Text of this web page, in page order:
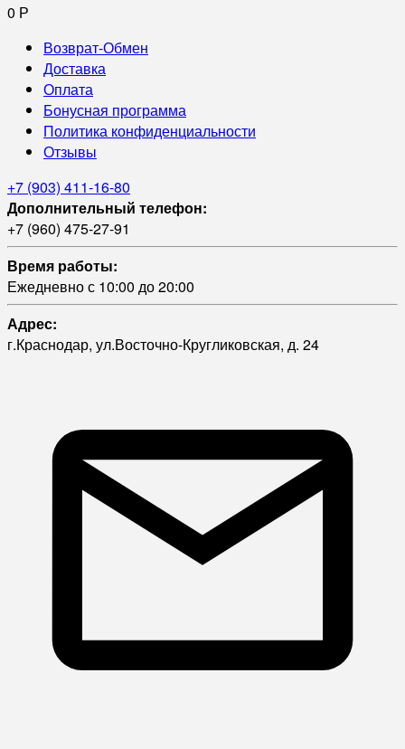
0 Р
Возврат-Обмен
Доставка
Оплата
Бонусная программа
Политика конфиденциальности
Отзывы
+7 (903) 411-16-80
Дополнительный телефон:
+7 (960) 475-27-91
Время работы:
Ежедневно с 10:00 до 20:00
Адрес:
г.Краснодар, ул.Восточно-Кругликовская, д. 24